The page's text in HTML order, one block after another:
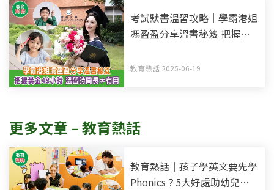
考試默書溫習攻略｜學霸港姐
馮盈盈分享溫書秘笈 把握黃
不等於有用
教育熱話 2025-06-19
更多文章 – 教育熱話
教育熱話｜孩子學英文要先學
Phonics？5大好處助幼兒打